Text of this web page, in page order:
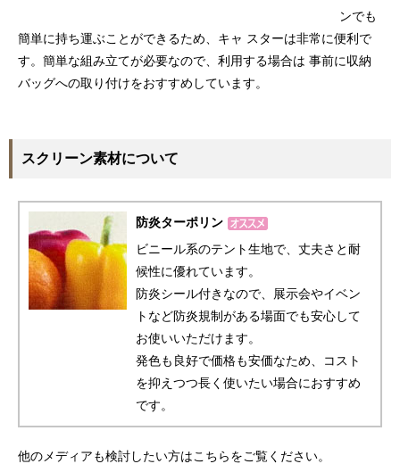
ンでも
簡単に持ち運ぶことができるため、キャ スターは非常に便利で
す。簡単な組み立てが必要なので、利用する場合は 事前に収納
バッグへの取り付けをおすすめしています。
スクリーン素材について
防炎ターポリン
ビニール系のテント生地で、丈夫さと耐
候性に優れています。
防炎シール付きなので、展示会やイベン
トなど防炎規制がある場面でも安心して
お使いいただけます。
発色も良好で価格も安価なため、コスト
を抑えつつ長く使いたい場合におすすめ
です。
他のメディアも検討したい方はこちらをご覧ください。